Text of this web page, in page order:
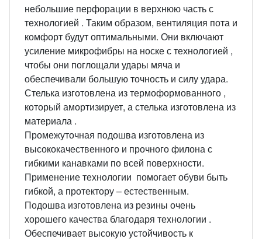
небольшие перфорации в верхнюю часть с
технологией . Таким образом, вентиляция пота и
комфорт будут оптимальными. Они включают
усиление микрофибры на носке с технологией ,
чтобы они поглощали удары мяча и
обеспечивали большую точность и силу удара.
Стелька изготовлена ​​из термоформованного ,
который амортизирует, а стелька изготовлена ​​из
материала .
Промежуточная подошва изготовлена ​​из
высококачественного и прочного филона с
гибкими канавками по всей поверхности.
Применение технологии помогает обуви быть
гибкой, а протектору – естественным.
Подошва изготовлена ​​из резины очень
хорошего качества благодаря технологии .
Обеспечивает высокую устойчивость к